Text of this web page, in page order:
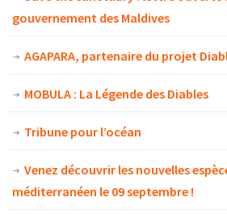
gouvernement des Maldives
AGAPARA, partenaire du projet
MOBULA : La Légende des Diables
Tribune pour l’océan
Venez découvrir les nouvelles
méditerranéen le 09 septembre !